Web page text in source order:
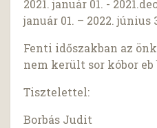
2021. január 01. -
január 01. – 2022. június
Fenti időszakban az
nem került sor kóbor
Tisztelettel:
Borbás Judit